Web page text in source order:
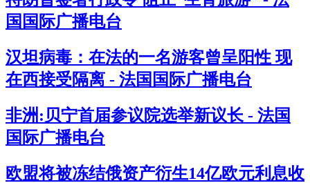
国国际广播电台
汉坦病毒：在法的一名游客曾呈阳性 现
在西接受隔离 - 法国国际广播电台
非洲:贝宁首届参议院选举新议长 - 法国
国际广播电台
欧盟将被冻结俄资产衍生14亿欧元利息收